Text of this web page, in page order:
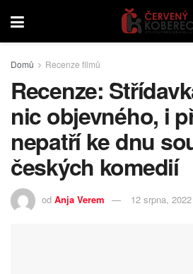
Domů Recenze filmů
Recenze:
nic objevného, i
nepatří ke dnu
českých komedií
od Anja Verem 12 srpna, 2022